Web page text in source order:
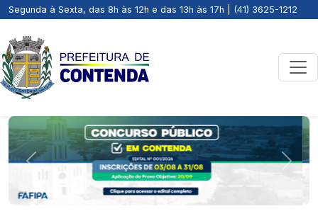
Segunda à Sexta, das 8h às 12h e das 13h às 17h | (41) 3625-1212
Previous Next